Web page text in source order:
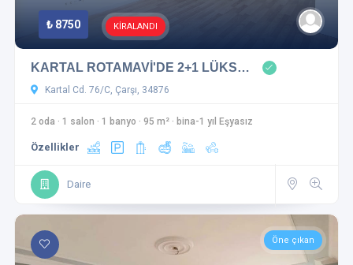
₺ 8750 KİRALANDI
KARTAL ROTAMAVİ'DE 2+1 LÜKS…
Kartal Cd. 76/C, Çarşı, 34876
2 oda · 1 salon · 1 banyo · 95 m² · bina-1 yıl Eşyasız
Özellikler
Daire
Öne çıkan